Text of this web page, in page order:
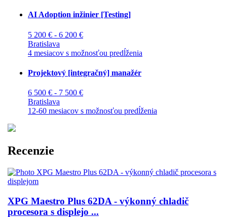
AI Adoption inžinier [Testing]
5 200 € - 6 200 €
Bratislava
4 mesiacov s možnosťou predĺženia
Projektový [integračný] manažér
6 500 € - 7 500 €
Bratislava
12-60 mesiacov s možnosťou predĺženia
Recenzie
XPG Maestro Plus 62DA - výkonný chladič
procesora s displejo ...